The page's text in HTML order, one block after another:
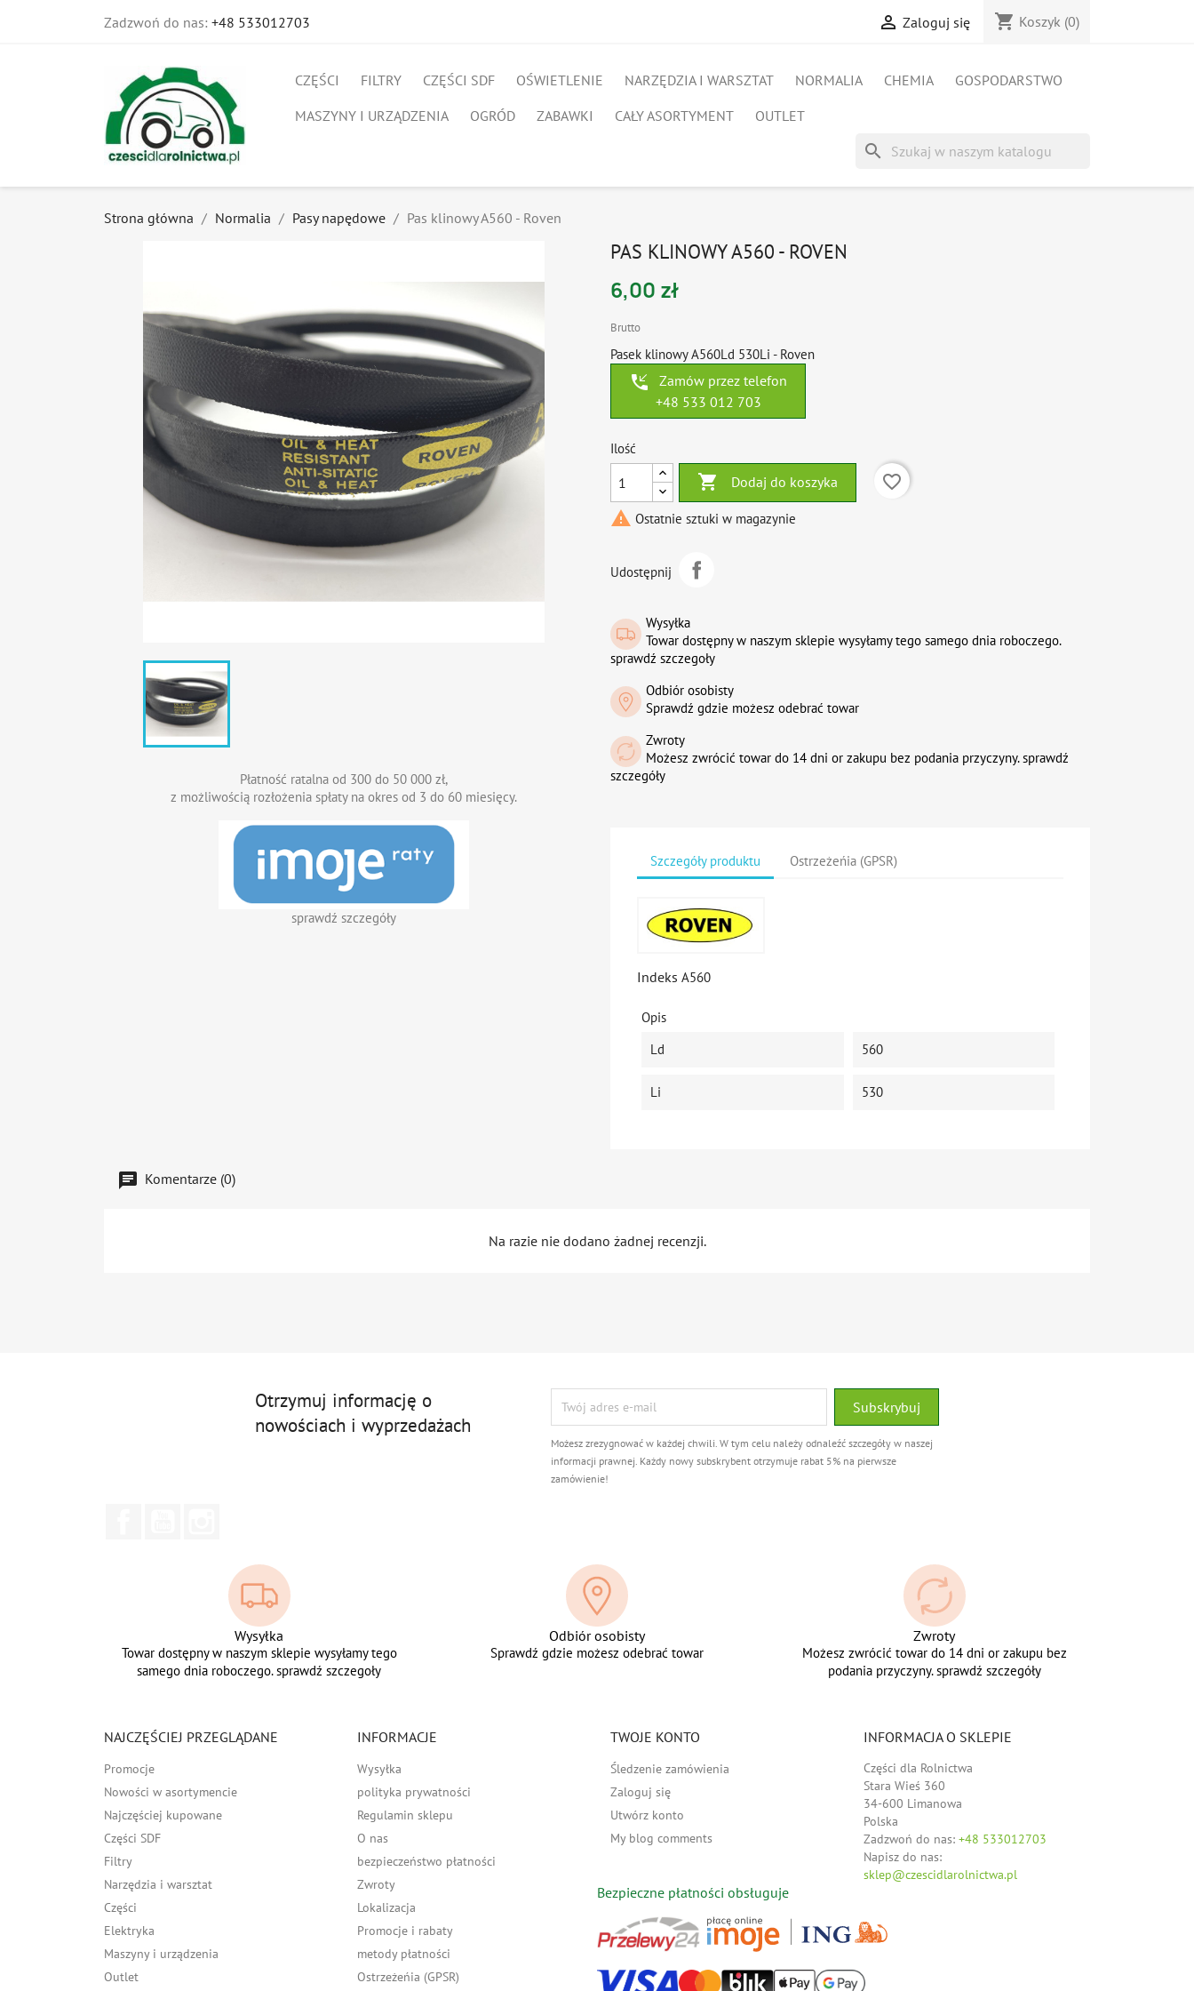
Zadzwoń do nas: +48 533012703  Zaloguj się shopping_cart Koszyk (0)
CZĘŚCI FILTRY CZĘŚCI SDF OŚWIETLENIE NARZĘDZIA I WARSZTAT NORMALIA CHEMIA
GOSPODARSTWO
MASZYNY I URZĄDZENIA
OGRÓD ZABAWKI CAŁY ASORTYMENT OUTLET
search
Strona główna Normalia Pasy napędowe Pas klinowy A560 - Roven
Płatność ratalna od 300 do 50 000 zł,
z możliwością rozłożenia spłaty na okres od 3 do 60 miesięcy.
sprawdź szczegóły
PAS KLINOWY A560 - ROVEN
6,00 zł
Brutto
Pasek klinowy A560Ld 530Li - Roven
phone_callback
Zamów przez telefon
+48 533 012 703
Ilość
 Dodaj do koszyka
favorite_border
 Ostatnie sztuki w magazynie
Udostępnij
Wysyłka
Towar dostępny w naszym sklepie wysyłamy tego samego dnia roboczego.
sprawdź szczegoły
Odbiór osobisty
Sprawdź gdzie możesz odebrać towar
Zwroty
Możesz zwrócić towar do 14 dni or zakupu bez podania przyczyny. sprawdź
szczegóły
Szczegóły produktu Ostrzeżeńia (GPSR)
Indeks A560
Opis
Ld
560
Li 530
Komentarze (0)
Na razie nie dodano żadnej recenzji.
Otrzymuj informację o
nowościach i wyprzedażach
Możesz zrezygnować w każdej chwili. W tym celu należy odnaleźć szczegóły w naszej
informacji prawnej. Każdy nowy subskrybent otrzymuje rabat 5% na pierwsze
zamówienie!
Wysyłka
Towar dostępny w naszym sklepie wysyłamy tego
samego dnia roboczego. sprawdź szczegoły
Odbiór osobisty
Sprawdź gdzie możesz odebrać towar
Zwroty
Możesz zwrócić towar do 14 dni or zakupu bez
podania przyczyny. sprawdź szczegóły
NAJCZĘŚCIEJ PRZEGLĄDANE
Promocje
Nowości w asortymencie
Najczęściej kupowane
Części SDF
Filtry
Narzędzia i warsztat
Części
Elektryka
Maszyny i urządzenia
Outlet
INFORMACJE
Wysyłka
polityka prywatności
Regulamin sklepu
O nas
bezpieczeństwo płatności
Zwroty
Lokalizacja
Promocje i rabaty
metody płatności
Ostrzeżeńia (GPSR)
TWOJE KONTO
Śledzenie zamówienia
Zaloguj się
Utwórz konto
My blog comments
INFORMACJA O SKLEPIE
Części dla Rolnictwa
Stara Wieś 360
34-600 Limanowa
Polska
Zadzwoń do nas: +48 533012703
Napisz do nas:
sklep@czescidlarolnictwa.pl
Bezpieczne płatności obsługuje